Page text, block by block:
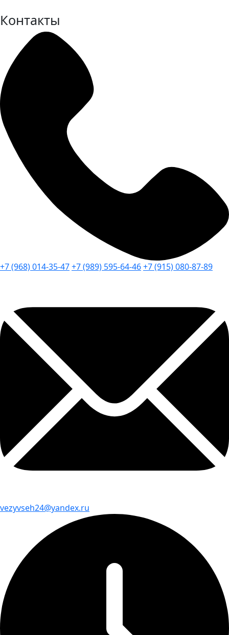
Контакты
+7 (968) 014-35-47+7 (989) 595-64-46+7 (915) 080-87-89
vezyvseh24@yandex.ru